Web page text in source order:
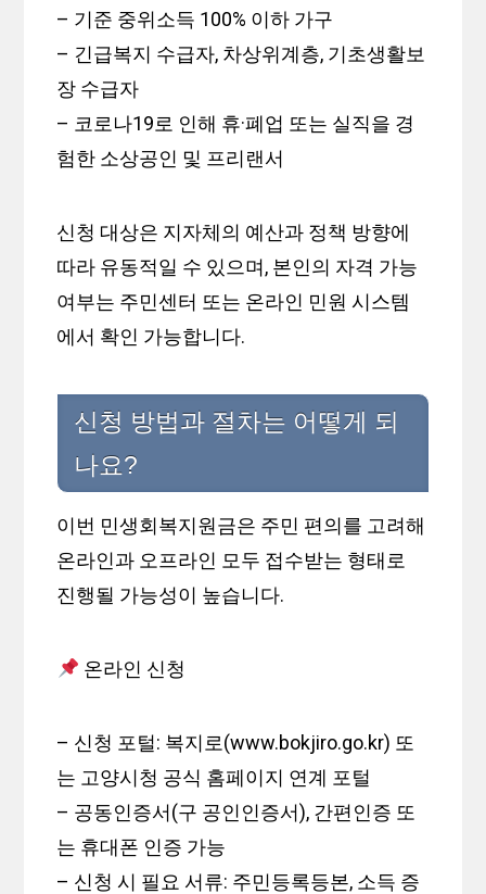
– 기준 중위소득 100% 이하 가구
– 긴급복지 수급자, 차상위계층, 기초생활보
장 수급자
– 코로나19로 인해 휴·폐업 또는 실직을 경
험한 소상공인 및 프리랜서
신청 대상은 지자체의 예산과 정책 방향에
따라 유동적일 수 있으며, 본인의 자격 가능
여부는 주민센터 또는 온라인 민원 시스템
에서 확인 가능합니다.
신청 방법과 절차는 어떻게 되
나요?
이번 민생회복지원금은 주민 편의를 고려해
온라인과 오프라인 모두 접수받는 형태로
진행될 가능성이 높습니다.
온라인 신청
– 신청 포털: 복지로(www.bokjiro.go.kr) 또
는 고양시청 공식 홈페이지 연계 포털
– 공동인증서(구 공인인증서), 간편인증 또
는 휴대폰 인증 가능
– 신청 시 필요 서류: 주민등록등본, 소득 증